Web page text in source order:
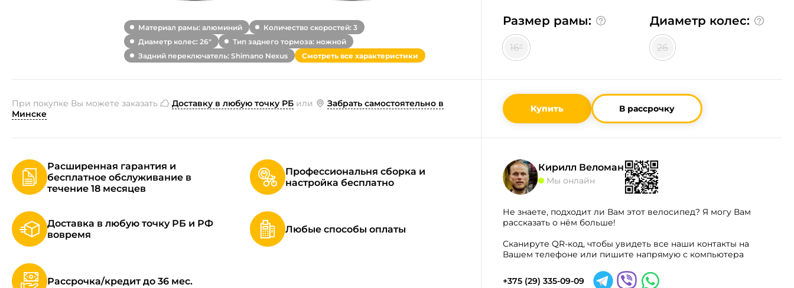
Материал рамы: алюминий
Количество скоростей: 3
Диаметр колес: 26"
Тип заднего тормоза: ножной
Задний переключатель: Shimano Nexus
Смотреть все характеристики
Размер рамы:
16"
Диаметр колес:
26
При покупке Вы можете заказать Доставку в любую точку РБ или
Забрать самостоятельно в
Минске
Купить В рассрочку
Расширенная гарантия и
бесплатное обслуживание в
течение 18 месяцев
Профессиональня сборка и
настройка бесплатно
Доставка в любую точку РБ и РФ
вовремя
Любые способы оплаты
Рассрочка/кредит до 36 мес.
Кирилл Веломан
Мы онлайн
Не знаете, подходит ли Вам этот велосипед? Я могу Вам
рассказать о нём больше!
Сканируте QR-код, чтобы увидеть все наши контакты на
Вашем телефоне или пишите напрямую с компьютера
+375 (29) 335-09-09